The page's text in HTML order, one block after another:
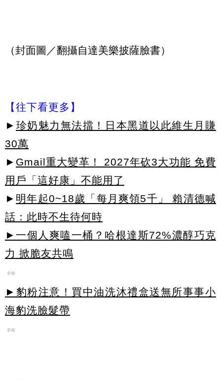
（封面圖／翻攝自達美樂披薩臉書）
【往下看更多】
► 珍奶魅力無法擋！日本黑道以此維生月賺
30萬
► Gmail重大變革！ 2027年砍3大功能 免費
用戶「這好康」不能用了
► 明年起0~18歲「每月爽領5千」 賴清德喊
話：此時不生待何時
►一個人爽嗑一桶？哈根達斯72%濃醇巧克
力 掀脆友共鳴
PR
►豹粉注意！買中油洗沐禮盒送無所事事小
海豹洗臉髮帶
PR